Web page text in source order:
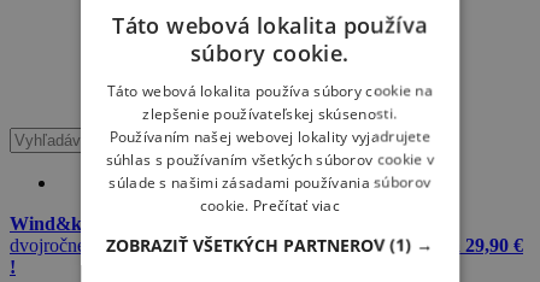
Kiteboard
SUP
Wind&kite okuliare + 20 L dry bag Meatfly zadarmo
dvojročnému predplatnému Windsurfer & Kitesurfer iba za 29,90 €
!
Táto webová lokalita používa
súbory cookie.
Táto webová lokalita používa súbory cookie na
zlepšenie používateľskej skúsenosti.
Používaním našej webovej lokality vyjadrujete
súhlas s používaním všetkých súborov cookie v
súlade s našimi zásadami používania súborov
cookie. Prečítať viac
ZOBRAZIŤ VŠETKÝCH PARTNEROV(1) →